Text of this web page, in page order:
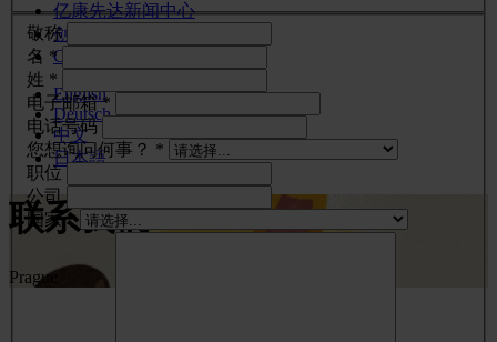
亿康先达新闻中心
创造更美好的世界
Careers
English
Deutsch
中文
日本語
联系我们
Prague
敬称
名 *
姓 *
电子邮箱 *
电话号码
您想询问何事？ *
职位
公司
国家 *